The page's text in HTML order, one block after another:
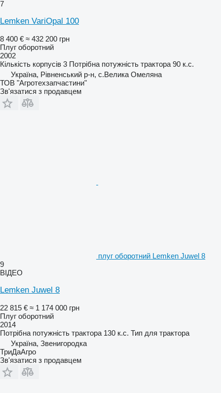
7
Lemken VariOpal 100
8 400 € ≈ 432 200 грн
Плуг оборотний
2002
Кількість корпусів 3 Потрібна потужність трактора 90 к.с.
Україна, Рівненський р-н, с.Велика Омеляна
ТОВ "Агротехзапчастини"
Зв'язатися з продавцем
плуг оборотний Lemken Juwel 8
9
ВІДЕО
Lemken Juwel 8
22 815 € ≈ 1 174 000 грн
Плуг оборотний
2014
Потрібна потужність трактора 130 к.с. Тип для трактора
Україна, Звенигородка
ТриДаАгро
Зв'язатися з продавцем